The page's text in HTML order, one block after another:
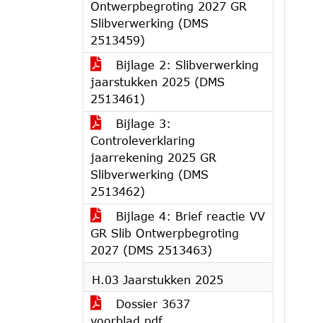
Ontwerpbegroting 2027 GR
Slibverwerking (DMS
2513459)
Bijlage 2: Slibverwerking
jaarstukken 2025 (DMS
2513461)
Bijlage 3:
Controleverklaring
jaarrekening 2025 GR
Slibverwerking (DMS
2513462)
Bijlage 4: Brief reactie VV
GR Slib Ontwerpbegroting
2027 (DMS 2513463)
H.03 Jaarstukken 2025
Dossier 3637